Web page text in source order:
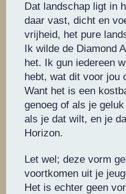
Dat landschap ligt in
daar vast, dicht en
vrijheid, het pure
Ik wilde de Diamond
het. Ik gun iedereen
hebt, wat dit voor jou
Want het is een
genoeg of als je
als je dat wilt, en je
Horizon.
Let wel; deze vorm
voortkomen uit je
Het is echter geen